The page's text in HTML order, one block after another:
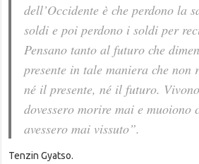
dell’Occidente è che perdono la
soldi e poi perdono i soldi per
Pensano tanto al futuro che
presente in tale maniera che non
né il presente, né il futuro.
dovessero morire mai e muoiono
avessero mai vissuto”.
Tenzin Gyatso.